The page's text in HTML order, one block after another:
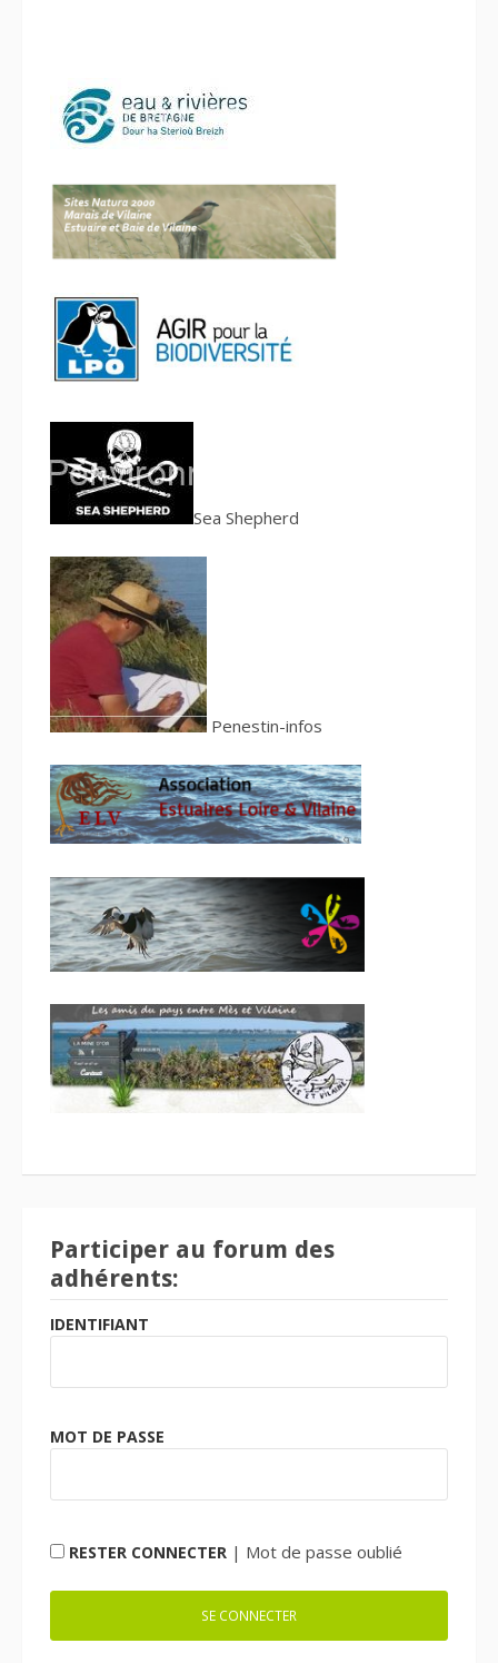
Sea Shepherd
Penestin-infos
Participer au forum des
adhérents:
IDENTIFIANT
MOT DE PASSE
RESTER CONNECTER | Mot de passe oublié